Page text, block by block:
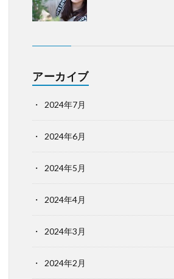
アーカイブ
2024年7月
2024年6月
2024年5月
2024年4月
2024年3月
2024年2月